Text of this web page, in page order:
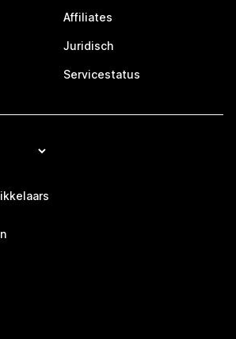
Affiliates
Juridisch
Servicestatus